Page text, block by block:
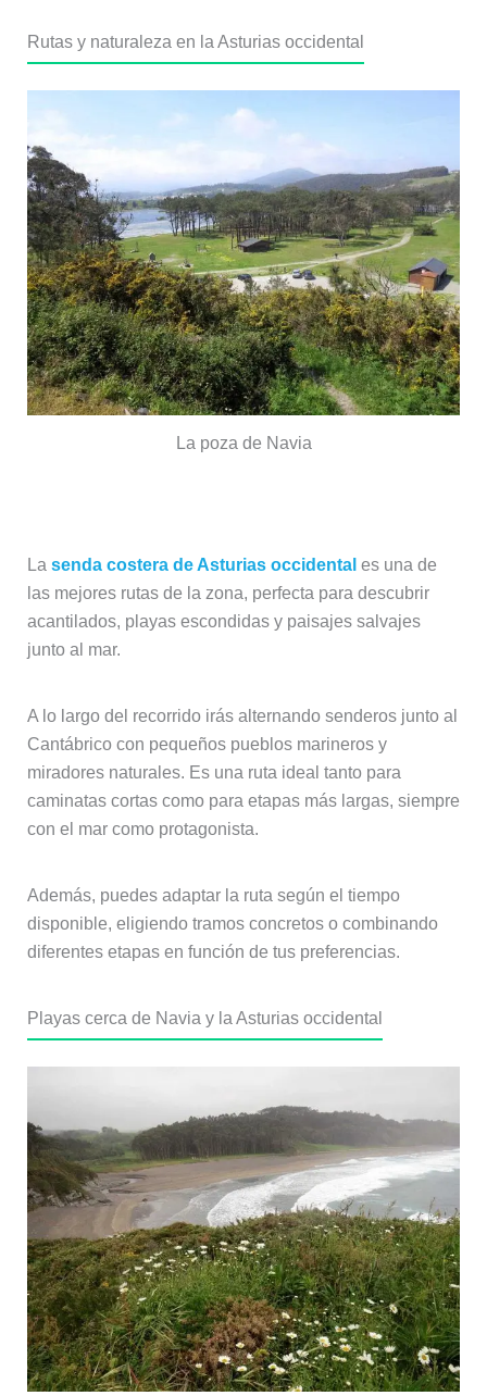
Rutas y naturaleza en la Asturias occidental
La poza de Navia
La senda costera de Asturias occidental es una de
las mejores rutas de la zona, perfecta para descubrir
acantilados, playas escondidas y paisajes salvajes
junto al mar.
A lo largo del recorrido irás alternando senderos junto al
Cantábrico con pequeños pueblos marineros y
miradores naturales. Es una ruta ideal tanto para
caminatas cortas como para etapas más largas, siempre
con el mar como protagonista.
Además, puedes adaptar la ruta según el tiempo
disponible, eligiendo tramos concretos o combinando
diferentes etapas en función de tus preferencias.
Playas cerca de Navia y la Asturias occidental